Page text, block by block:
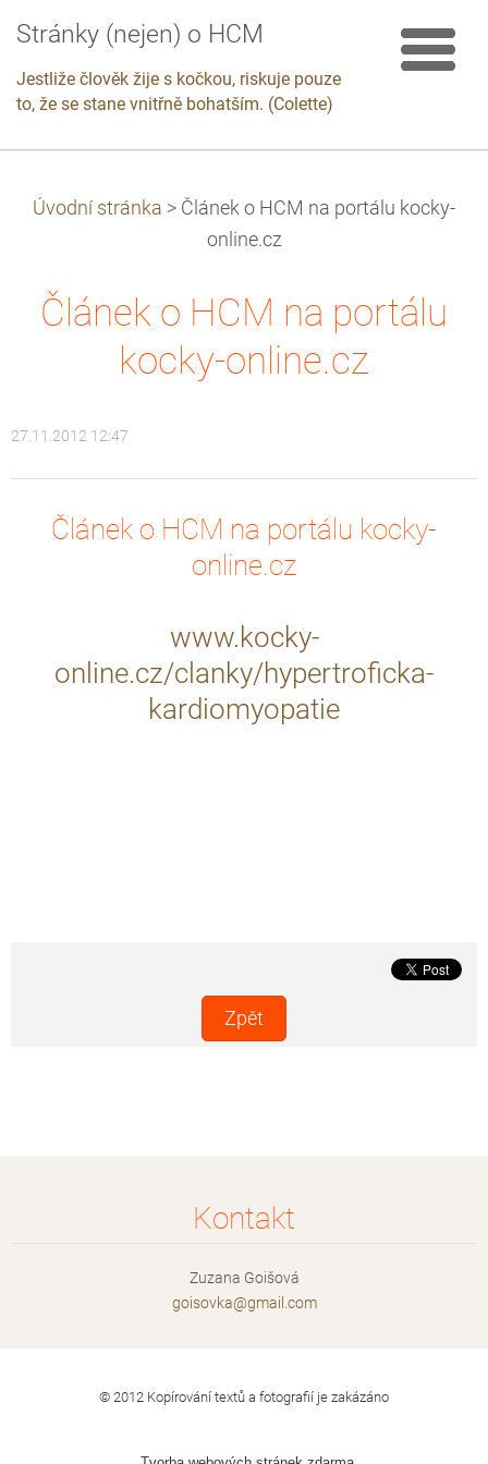
Stránky (nejen) o HCM
Jestliže člověk žije s kočkou, riskuje pouze
to, že se stane vnitřně bohatším. (Colette)
Úvodní stránka > Článek o HCM na portálu kocky-
online.cz
Článek o HCM na portálu
kocky-online.cz
27.11.2012 12:47
Článek o HCM na portálu kocky-
online.cz
www.kocky-
online.cz/clanky/hypertroficka-
kardiomyopatie
Zpět
Kontakt
Zuzana Goišová
goisovka@gmail.com
© 2012 Kopírování textů a fotografií je zakázáno